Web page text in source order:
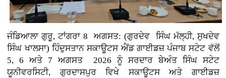
ਜੰਡਿਆਲਾ ਗੁਰੂ, ਟਾਂਗਰਾ 8 ਅਗਸਤ: (ਗੁਰਦੇਵ ਸਿੰਘ ਮੱਲ੍ਹੀ, ਸੁਖਦੇਵ
ਸਿੰਘ ਖਾਲਸਾ) ਹਿੰਦੁਸਤਾਨ ਸਕਾਊਟਸ ਐਂਡ ਗਾਈਡਜ਼ ਪੰਜਾਬ ਸਟੇਟ ਵੱਲੋਂ
5, 6 ਅਤੇ 7 ਅਗਸਤ 2026 ਨੂੰ ਸਰਦਾਰ ਬੇਅੰਤ ਸਿੰਘ ਸਟੇਟ
ਯੂਨੀਵਰਸਿਟੀ, ਗੁਰਦਾਸਪੁਰ ਵਿਖੇ ਸਕਾਊਟਸ ਅਤੇ ਗਾਈਡਜ਼